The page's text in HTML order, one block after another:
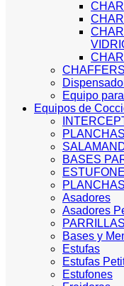
CHAFFERS
Equipo
Equipos de
BASES
Asadores
Asadores
Bases y
Estufas
Estufas
Estufones